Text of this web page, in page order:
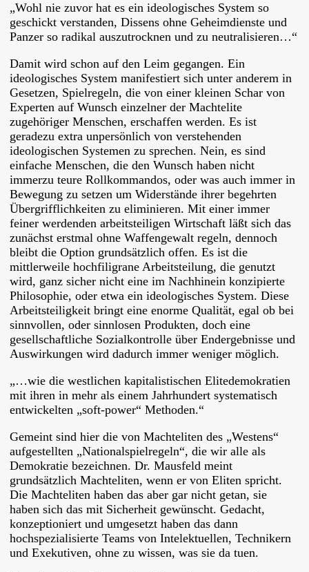
„Wohl nie zuvor hat es ein ideologisches System so
geschickt verstanden, Dissens ohne Geheimdienste und
Panzer so radikal auszutrocknen und zu neutralisieren…“
Damit wird schon auf den Leim gegangen. Ein
ideologisches System manifestiert sich unter anderem in
Gesetzen, Spielregeln, die von einer kleinen Schar von
Experten auf Wunsch einzelner der Machtelite
zugehöriger Menschen, erschaffen werden. Es ist
geradezu extra unpersönlich von verstehenden
ideologischen Systemen zu sprechen. Nein, es sind
einfache Menschen, die den Wunsch haben nicht
immerzu teure Rollkommandos, oder was auch immer in
Bewegung zu setzen um Widerstände ihrer begehrten
Übergrifflichkeiten zu eliminieren. Mit einer immer
feiner werdenden arbeitsteiligen Wirtschaft läßt sich das
zunächst erstmal ohne Waffengewalt regeln, dennoch
bleibt die Option grundsätzlich offen. Es ist die
mittlerweile hochfiligrane Arbeitsteilung, die genutzt
wird, ganz sicher nicht eine im Nachhinein konzipierte
Philosophie, oder etwa ein ideologisches System. Diese
Arbeitsteiligkeit bringt eine enorme Qualität, egal ob bei
sinnvollen, oder sinnlosen Produkten, doch eine
gesellschaftliche Sozialkontrolle über Endergebnisse und
Auswirkungen wird dadurch immer weniger möglich.
„…wie die westlichen kapitalistischen Elitedemokratien
mit ihren in mehr als einem Jahrhundert systematisch
entwickelten „soft-power“ Methoden.“
Gemeint sind hier die von Machteliten des „Westens“
aufgestellten „Nationalspielregeln“, die wir alle als
Demokratie bezeichnen. Dr. Mausfeld meint
grundsätzlich Machteliten, wenn er von Eliten spricht.
Die Machteliten haben das aber gar nicht getan, sie
haben sich das mit Sicherheit gewünscht. Gedacht,
konzeptioniert und umgesetzt haben das dann
hochspezialisierte Teams von Intelektuellen, Technikern
und Exekutiven, ohne zu wissen, was sie da tuen.